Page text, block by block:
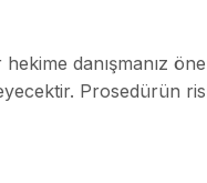
danışmanız
Prosedürün